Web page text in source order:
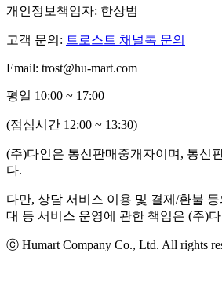
개인정보책임자: 한상범
고객 문의: 트로스트 채널톡 문의
Email: trost@hu-mart.com
평일 10:00 ~ 17:00
(점심시간 12:00 ~ 13:30)
(주)다인은 통신판매중개자이며, 통신
다.
다만, 상담 서비스 이용 및 결제/환불
대 등 서비스 운영에 관한 책임은 (주)
ⓒ Humart Company Co., Ltd. All rights